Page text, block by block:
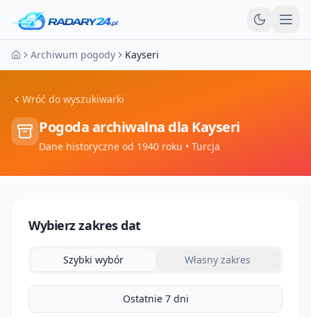
Strona główna
Archiwum pogody Kayseri
Wróć do wyszukiwarki
Pogoda archiwalna dla Kayseri
Dane historyczne od 1940 roku • Turcja
Wybierz zakres dat
Szybki wybór Własny zakres
Ostatnie 7 dni